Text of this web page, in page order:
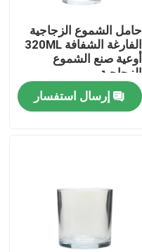
حامل الشموع الزجاجية
الفارغة الشفافة 320ML
أوعية صنع الشموع
الزجاجية
إرسال استفسار